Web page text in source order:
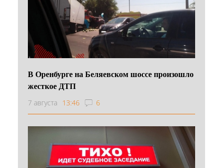
В Оренбурге на Беляевском шоссе произошло
жесткое ДТП
7 августа 13:46 6